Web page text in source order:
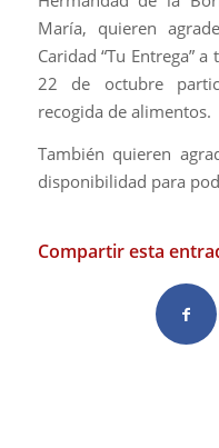
María, quieren
Caridad “Tu Entrega”
22 de octubre
recogida de alimentos.
También quieren
disponibilidad para
Compartir esta